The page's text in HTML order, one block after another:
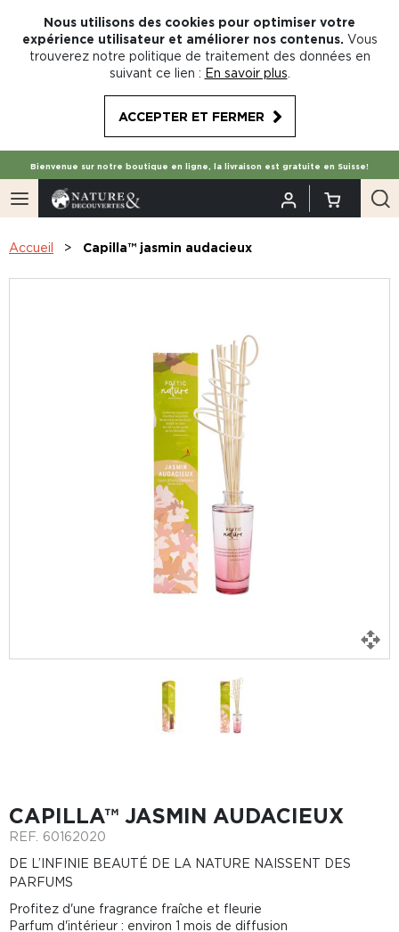
Nous utilisons des cookies pour optimiser votre
expérience utilisateur et améliorer nos contenus. Vous
trouverez notre politique de traitement des données en
suivant ce lien : En savoir plus
ACCEPTER ET FERMER
Bienvenue sur notre boutique en ligne, la livraison est gratuite en Suisse!
Accueil Capilla™ jasmin audacieux
CAPILLA™ JASMIN AUDACIEUX
REF. 60162020
DE L’INFINIE BEAUTÉ DE LA NATURE NAISSENT DES
PARFUMS
Profitez d'une fragrance fraîche et fleurie
Parfum d'intérieur : environ 1 mois de diffusion